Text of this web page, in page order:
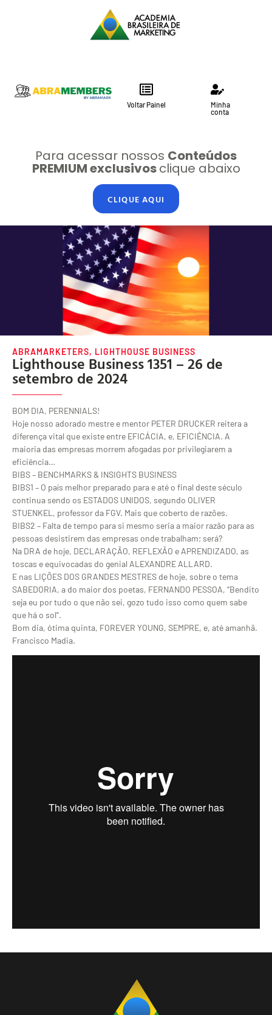
Voltar Painel
Minha
conta
Para acessar nossos Conteúdos
PREMIUM exclusivosclique abaixo
CLIQUE AQUI
ABRAMARKETERS, LIGHTHOUSE BUSINESS
Lighthouse Business 1351 – 26 de
setembro de 2024
BOM DIA, PERENNIALS!
Hoje nosso adorado mestre e mentor PETER DRUCKER reitera a
diferença vital que existe entre EFICÁCIA, e, EFICIÊNCIA. A
maioria das empresas morrem afogadas por privilegiarem a
eficiência…
BIBS – BENCHMARKS & INSIGHTS BUSINESS
BIBS1 – O país melhor preparado para e até o final deste século
continua sendo os ESTADOS UNIDOS, segundo OLIVER
STUENKEL, professor da FGV. Mais que coberto de razões.
BIBS2 – Falta de tempo para si mesmo seria a maior razão para as
pessoas desistirem das empresas onde trabalham; será?
Na DRA de hoje, DECLARAÇÃO, REFLEXÃO e APRENDIZADO, as
toscas e equivocadas do genial ALEXANDRE ALLARD.
E nas LIÇÕES DOS GRANDES MESTRES de hoje, sobre o tema
SABEDORIA, a do maior dos poetas, FERNANDO PESSOA, “Bendito
seja eu por tudo o que não sei, gozo tudo isso como quem sabe
que há o sol”.
Bom dia, ótima quinta, FOREVER YOUNG, SEMPRE, e, até amanhã.
Francisco Madia.